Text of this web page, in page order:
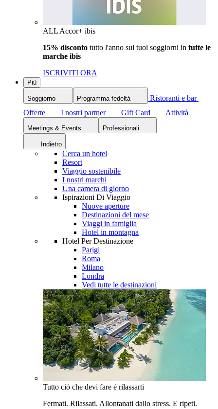
ALL Accor+ ibis
15% disconto tutto l'anno sui tuoi soggiorni in tutte le
marche ibis
ISCRIVITI ORA
Più
Soggiorno Programma fedeltà
Ristoranti e bar
Offerte
I nostri partner Gift Card Attività
Meetings & Events Professionali
Indietro
Cerca un hotel
Resort
Viaggio sostenibile
I nostri marchi
Una camera di giorno
Ispirazioni Di Viaggio
Nuove aperture
Destinazioni del mese
Viaggi in famiglia
Hotel in montagna
Hotel Per Destinazione
Parigi
Roma
Milano
Londra
Vedi tutte le destinazioni
Tutto ciò che devi fare è rilassarti
Fermati. Rilassati. Allontanati dallo stress. E ripeti.